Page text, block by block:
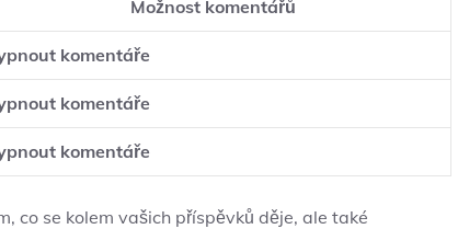
Možnost komentářů
komentáře
komentáře
komentáře
co se kolem vašich příspěvků děje, ale také